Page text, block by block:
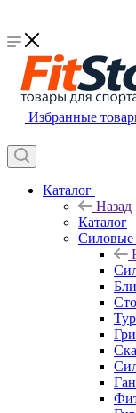
Избранные
Каталог
Назад
Каталог
Силовые